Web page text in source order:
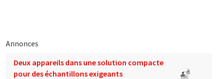
Annonces
Deux appareils dans une solution compacte
pour des échantillons exigeants